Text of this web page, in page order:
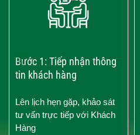
Bước 1: Tiếp nhận thông
tin khách hàng
Lên lịch hẹn gặp, khảo sát
tư vấn trực tiếp với Khách
Hàng
‹